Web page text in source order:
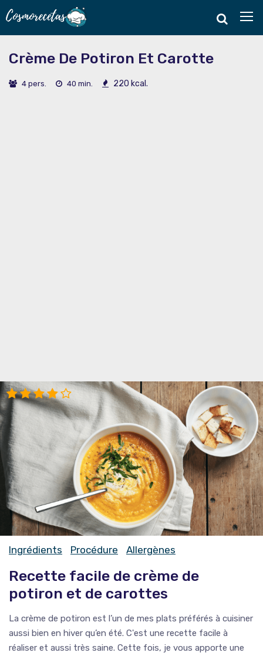
Crème De Potiron Et Carotte
4 pers. 40 min. 220 kcal.
Ingrédients Procédure Allergènes
Recette facile de crème de
potiron et de carottes
La crème de potiron est l’un de mes plats préférés à cuisiner
aussi bien en hiver qu’en été. C'est une recette facile à
réaliser et aussi très saine. Cette fois, je vous apporte une